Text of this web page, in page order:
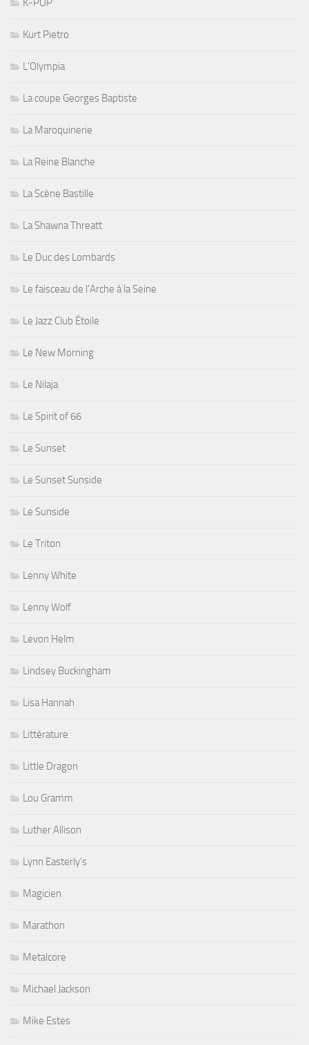
K-POP
Kurt Pietro
L'Olympia
La coupe Georges Baptiste
La Maroquinerie
La Reine Blanche
La Scène Bastille
La Shawna Threatt
Le Duc des Lombards
Le faisceau de l'Arche à la Seine
Le Jazz Club Étoile
Le New Morning
Le Nilaja
Le Spirit of 66
Le Sunset
Le Sunset Sunside
Le Sunside
Le Triton
Lenny White
Lenny Wolf
Levon Helm
Lindsey Buckingham
Lisa Hannah
Littérature
Little Dragon
Lou Gramm
Luther Allison
Lynn Easterly's
Magicien
Marathon
Metalcore
Michael Jackson
Mike Estes